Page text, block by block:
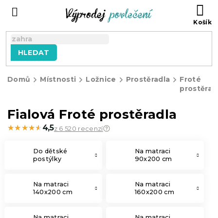
HLEDAT
Domů Místnosti Ložnice Prostěradla
Froté
Fialová Froté prostěradla
★★★★★
★★★★★ 4,5z 6 520 recenzí
Do dětské
postýlky
Na matraci
90x200 cm
Na matraci
140x200 cm
Na matraci
160x200 cm